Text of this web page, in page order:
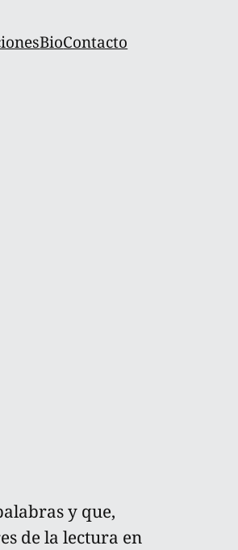
BioContacto
y que,
de la lectura en